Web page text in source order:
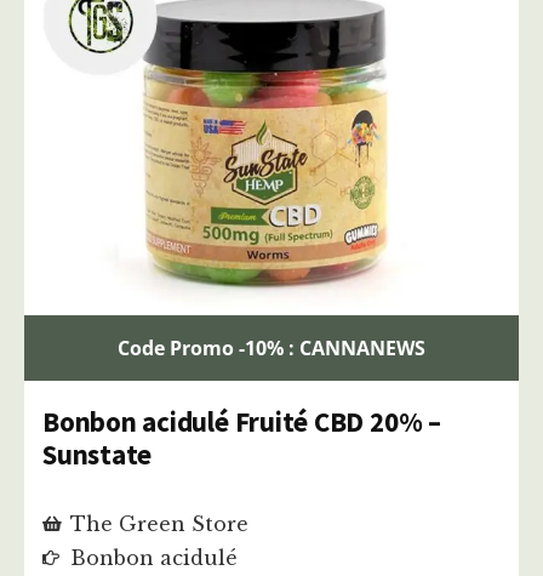
Code Promo -10% : CANNANEWS
Bonbon acidulé Fruité CBD 20% –
Sunstate
The Green Store
Bonbon acidulé